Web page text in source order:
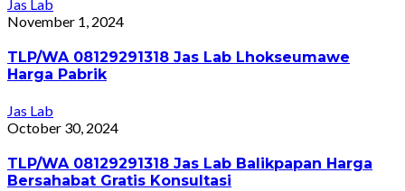
Jas Lab
November 1, 2024
TLP/WA 08129291318 Jas Lab Lhokseumawe
Harga Pabrik
Jas Lab
October 30, 2024
TLP/WA 08129291318 Jas Lab Balikpapan Harga
Bersahabat Gratis Konsultasi